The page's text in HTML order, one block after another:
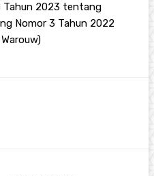
Tahun 2023 tentang
Nomor 3 Tahun 2022